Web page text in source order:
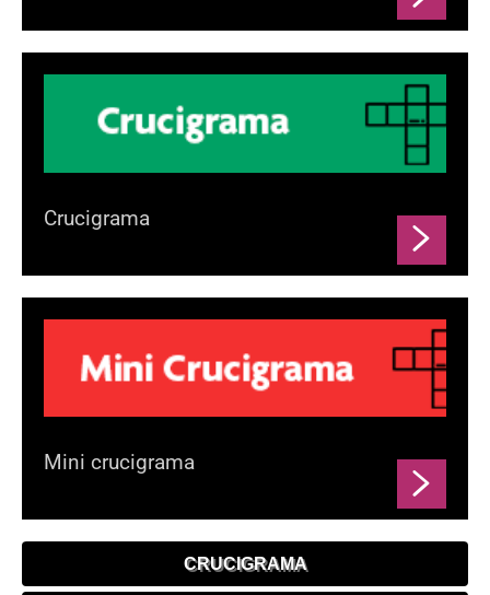
Crucigrama
Mini crucigrama
CRUCIGRAMA